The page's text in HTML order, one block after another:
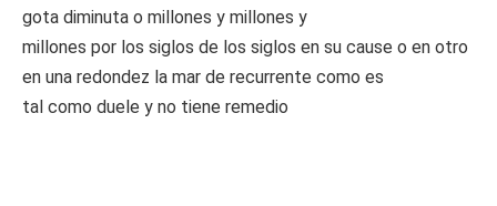
gota diminuta o millones y millones y
millones por los siglos de los siglos en su cause o en otro
en una redondez la mar de recurrente como es
tal como duele y no tiene remedio